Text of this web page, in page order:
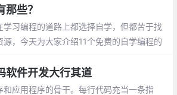
些？
学习编程的道路上都选择自学，但都苦于找
，今天为大家介绍11个免费的自学编程的
有的网站建设基础教程
软件开发大行其道
和应用程序的骨干。每行代码充当一条指